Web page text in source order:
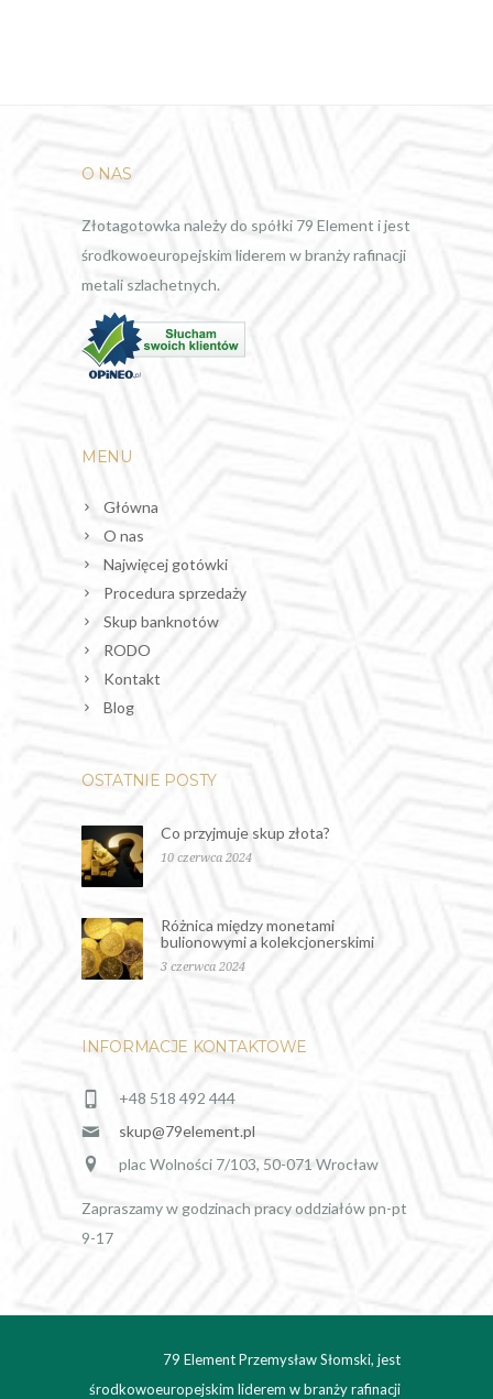
O NAS
Złotagotowka należy do spółki 79 Element i jest
środkowoeuropejskim liderem w branży rafinacji
metali szlachetnych.
MENU
Główna
O nas
Najwięcej gotówki
Procedura sprzedaży
Skup banknotów
RODO
Kontakt
Blog
OSTATNIE POSTY
Co przyjmuje skup złota?
10 czerwca 2024
Różnica między monetami
bulionowymi a kolekcjonerskimi
3 czerwca 2024
INFORMACJE KONTAKTOWE
+48 518 492 444
skup@79element.pl
plac Wolności 7/103, 50-071 Wrocław
Zapraszamy w godzinach pracy oddziałów pn-pt
9-17
79 Element Przemysław Słomski, jest
środkowoeuropejskim liderem w branży rafinacji